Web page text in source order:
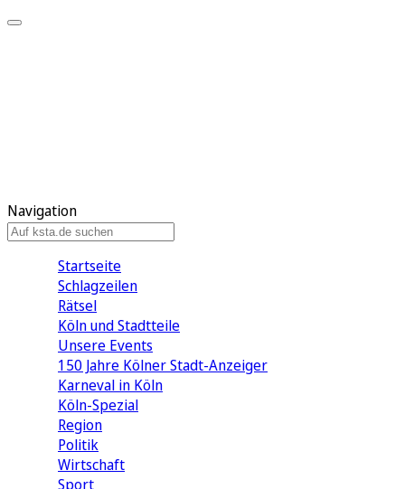
Navigation
Startseite
Schlagzeilen
Rätsel
Köln und Stadtteile
Unsere Events
150 Jahre Kölner Stadt-Anzeiger
Karneval in Köln
Köln-Spezial
Region
Politik
Wirtschaft
Sport